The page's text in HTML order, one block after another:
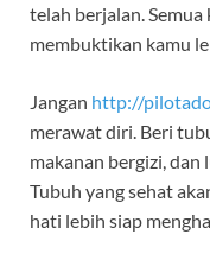
telah berjalan.
membuktikan kamu
Jangan http://
merawat diri. Beri
makanan bergizi,
Tubuh yang sehat
hati lebih siap